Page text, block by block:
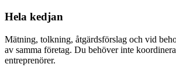
Hela kedjan
Mätning, tolkning, åtgärdsförslag och vid
av samma företag. Du behöver inte
entreprenörer.